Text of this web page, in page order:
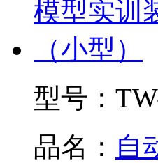
型号：
品名： 自